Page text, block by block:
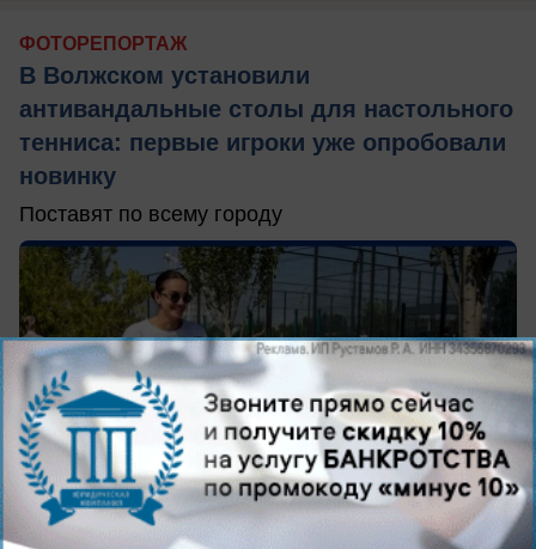
ФОТОРЕПОРТАЖ
В Волжском установили
антивандальные столы для настольного
тенниса: первые игроки уже опробовали
новинку
Поставят по всему городу